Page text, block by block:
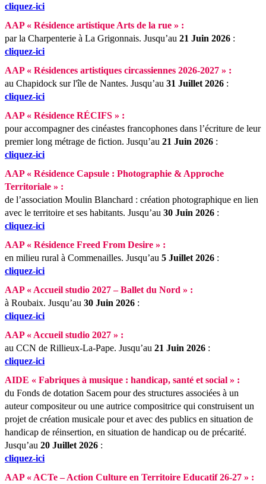
cliquez-ici
AAP « Résidence artistique Arts de la rue » :
par la Charpenterie à La Grigonnais. Jusqu’au 21 Juin 2026 :
cliquez-ici
AAP « Résidences artistiques circassiennes 2026-2027 » :
au Chapidock sur l'île de Nantes. Jusqu’au 31 Juillet 2026 :
cliquez-ici
AAP « Résidence RÉCIFS » :
pour accompagner des cinéastes francophones dans l’écriture de leur
premier long métrage de fiction. Jusqu’au 21 Juin 2026 :
cliquez-ici
AAP « Résidence Capsule : Photographie & Approche
Territoriale » :
de l’association Moulin Blanchard : création photographique en lien
avec le territoire et ses habitants. Jusqu’au 30 Juin 2026 :
cliquez-ici
AAP « Résidence Freed From Desire » :
en milieu rural à Commenailles. Jusqu’au 5 Juillet 2026 :
cliquez-ici
AAP « Accueil studio 2027 – Ballet du Nord » :
à Roubaix. Jusqu’au 30 Juin 2026 :
cliquez-ici
AAP « Accueil studio 2027 » :
au CCN de Rillieux-La-Pape. Jusqu’au 21 Juin 2026 :
cliquez-ici
AIDE « Fabriques à musique : handicap, santé et social » :
du Fonds de dotation Sacem pour des structures associées à un
auteur compositeur ou une autrice compositrice qui construisent un
projet de création musicale pour et avec des publics en situation de
handicap de réinsertion, en situation de handicap ou de précarité.
Jusqu’au 20 Juillet 2026 :
cliquez-ici
AAP « ACTe – Action Culture en Territoire Educatif 26-27 » :